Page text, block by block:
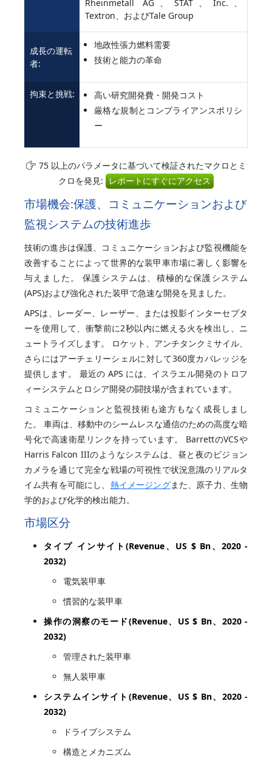
Rheinmetall AG、STAT、Inc.、
Textron、およびTale Group
成長の運転
者:
地政性張力燃料需要
技術と能力の革命
拘束と挑戦:
高い研究開発費・開発コスト
厳格な規制とコンプライアンスポリシ
ー
75 以上のパラメータに基づいて検証されたマクロとミ
クロを発見: レポートにすぐにアクセス
市場機会:保護、コミュニケーションおよび
監視システムの技術進歩
技術の進歩は保護、コミュニケーションおよび監視機能を
改善することによって世界的な装甲車市場に著しく影響を
与えました。 保護システムは、積極的な保護システム
(APS)および強化された装甲で急速な開発を見ました。
APSは、レーダー、レーザー、または投影インターセプタ
ーを使用して、衝撃前に2秒以内に燃える火を検出し、ニ
ュートライズします。 ロケット、アンチタンクミサイル、
さらにはアーチェリーシェルに対して360度カバレッジを
提供します。 最近の APS には、イスラエル開発のトロフ
ィーシステムとロシア開発の闘技場が含まれています。
コミュニケーションと監視技術も途方もなく成長しまし
た。 車両は、移動中のシームレスな通信のための高度な暗
号化で高速衛星リンクを持っています。 BarrettのVCSや
Harris Falcon IIIのようなシステムは、昼と夜のビジョン
カメラを通じて完全な戦場の可視性で状況意識のリアルタ
イム共有を可能にし、 熱イメージングまた、原子力、生物
学的および化学的検出能力。
市場区分
タイプ インサイト(Revenue、US $ Bn、2020 -
2032)
電気装甲車
慣習的な装甲車
操作の洞察のモード(Revenue、US $ Bn、2020 -
2032)
管理された装甲車
無人装甲車
システムインサイト(Revenue、US $ Bn、2020 -
2032)
ドライブシステム
構造とメカニズム